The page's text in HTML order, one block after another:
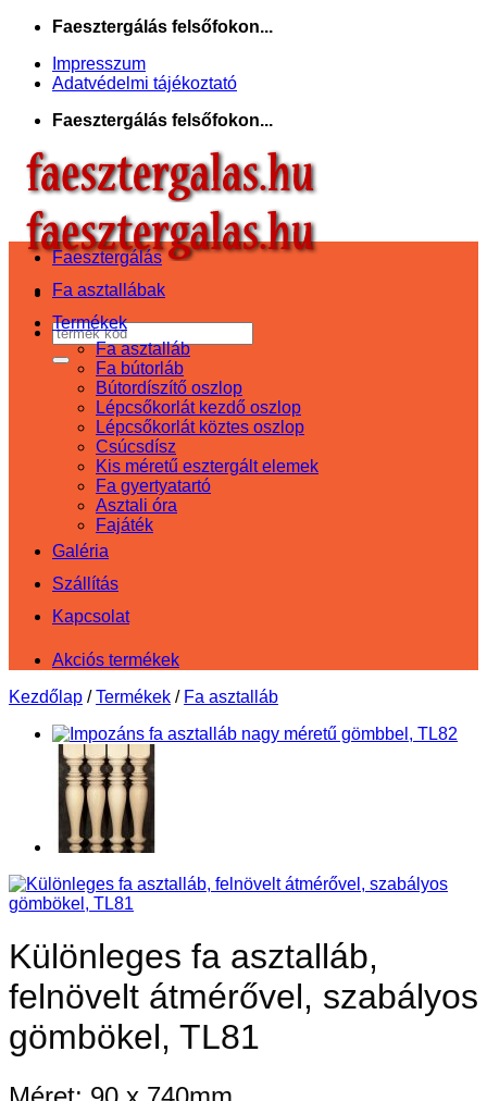
Skip
content
Faesztergálás felsőfokon...
Impresszum
Adatvédelmi tájékoztató
Faesztergálás felsőfokon...
Keresés
a
következőre:
Faesztergálás
Fa asztallábak
Termékek
Fa asztalláb
Fa bútorláb
Bútordíszítő oszlop
Lépcsőkorlát kezdő oszlop
Lépcsőkorlát köztes oszlop
Csúcsdísz
Kis méretű esztergált elemek
Fa gyertyatartó
Asztali óra
Fajáték
Galéria
Szállítás
Kapcsolat
Akciós termékek
Kezdőlap / Termékek / Fa asztalláb
Különleges fa asztalláb,
felnövelt átmérővel, szabályos
gömbökel, TL81